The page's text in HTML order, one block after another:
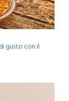
gusto con il